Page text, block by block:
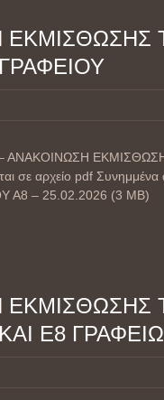
ΕΚΜΙΣΘΩΣΗΣ
– ΑΝΑΚΟΙΝΩΣΗ
σε αρχείο pdf
Α8 – 25.02.2026 (3 MB)
ΕΚΜΙΣΘΩΣΗΣ
Ε8